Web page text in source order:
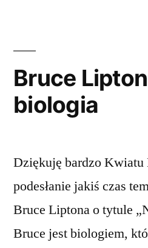
Bruce
biologia
Dziękuję bardzo Kwiatu
podesłanie jakiś czas
Bruce Liptona o tytule
Bruce jest biologiem,